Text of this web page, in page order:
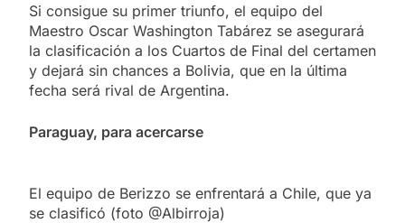
Si consigue su primer triunfo, el equipo del
Maestro Oscar Washington Tabárez se asegurará
la clasificación a los Cuartos de Final del certamen
y dejará sin chances a Bolivia, que en la última
fecha será rival de Argentina.
Paraguay, para acercarse
El equipo de Berizzo se enfrentará a Chile, que ya
se clasificó (foto @Albirroja)